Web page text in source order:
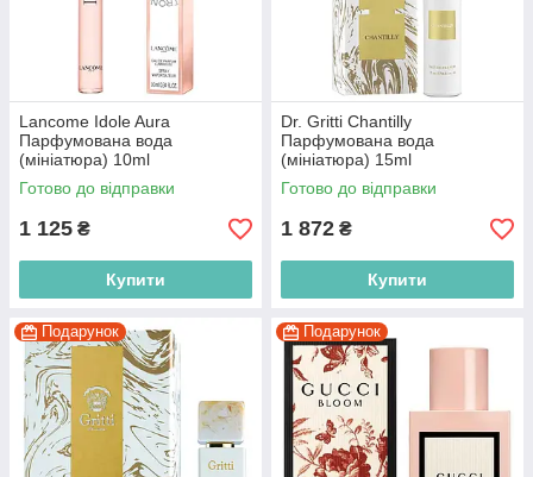
Lancome Idole Aura
Парфумована вода
(мініатюра) 10ml
(3614273677769)
Готово до відправки
1 125 ₴
Купити
Dr. Gritti Chantilly
Парфумована вода
(мініатюра) 15ml
(8052204138012)
Готово до відправки
1 872 ₴
Купити
Подарунок Подарунок